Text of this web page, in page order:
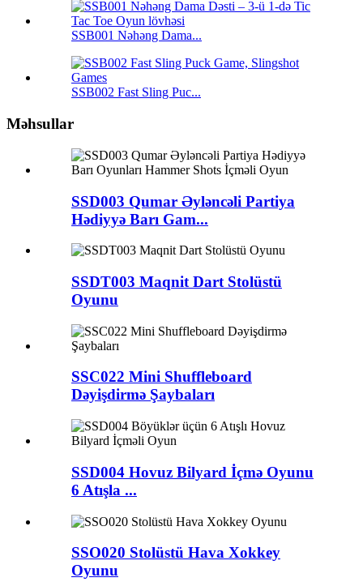
SSB001 Nəhəng Dama...
SSB002 Fast Sling Puc...
Məhsullar
SSD003 Qumar Əyləncəli Partiya
Hədiyyə Barı Gam...
SSDT003 Maqnit Dart Stolüstü
Oyunu
SSC022 Mini Shuffleboard
Dəyişdirmə Şaybaları
SSD004 Hovuz Bilyard İçmə Oyunu
6 Atışla ...
SSO020 Stolüstü Hava Xokkey
Oyunu